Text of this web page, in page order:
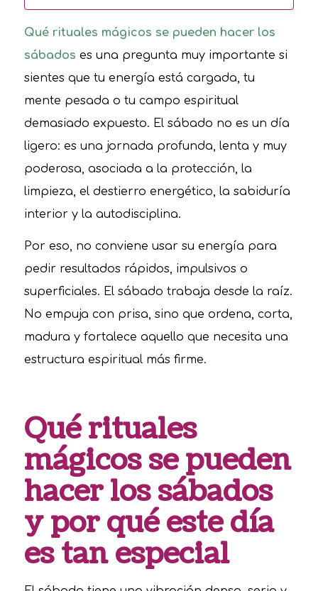
Qué rituales mágicos se pueden hacer los
sábados es una pregunta muy importante si
sientes que tu energía está cargada, tu
mente pesada o tu campo espiritual
demasiado expuesto. El sábado no es un día
ligero: es una jornada profunda, lenta y muy
poderosa, asociada a la protección, la
limpieza, el destierro energético, la sabiduría
interior y la autodisciplina.
Por eso, no conviene usar su energía para
pedir resultados rápidos, impulsivos o
superficiales. El sábado trabaja desde la raíz.
No empuja con prisa, sino que ordena, corta,
madura y fortalece aquello que necesita una
estructura espiritual más firme.
Qué rituales
mágicos se pueden
hacer los sábados
y por qué este día
es tan especial